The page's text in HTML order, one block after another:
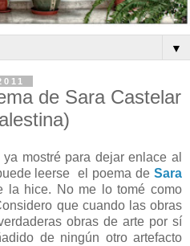
▼
de Sara Castelar
mostré para dejar enlace al
leerse el poema de Sara
la hice. No me lo tomé como
que cuando las obras
obras de arte por sí
de ningún otro artefacto